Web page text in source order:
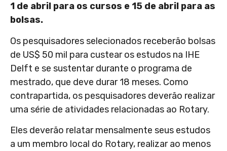
1 de abril para os cursos e 15 de abril para as
bolsas.
Os pesquisadores selecionados receberão bolsas
de US$ 50 mil para custear os estudos na IHE
Delft e se sustentar durante o programa de
mestrado, que deve durar 18 meses. Como
contrapartida, os pesquisadores deverão realizar
uma série de atividades relacionadas ao Rotary.
Eles deverão relatar mensalmente seus estudos
a um membro local do Rotary, realizar ao menos